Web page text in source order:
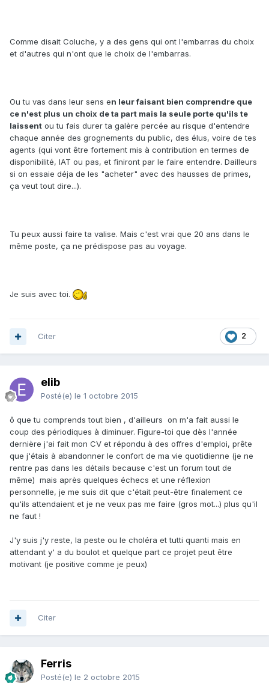
Comme disait Coluche, y a des gens qui ont l'embarras du choix
et d'autres qui n'ont que le choix de l'embarras.
Ou tu vas dans leur sens en leur faisant bien comprendre que
ce n'est plus un choix de ta part mais la seule porte qu'ils te
laissent ou tu fais durer ta galère percée au risque d'entendre
chaque année des grognements du public, des élus, voire de tes
agents (qui vont être fortement mis à contribution en termes de
disponibilité, IAT ou pas, et finiront par le faire entendre. Dailleurs
si on essaie déja de les "acheter" avec des hausses de primes,
ça veut tout dire...).
Tu peux aussi faire ta valise. Mais c'est vrai que 20 ans dans le
même poste, ça ne prédispose pas au voyage.
Je suis avec toi.
2
Citer
elib
Posté(e) le 1 octobre 2015
ô que tu comprends tout bien , d'ailleurs on m'a fait aussi le
coup des périodiques à diminuer. Figure-toi que dès l'année
dernière j'ai fait mon CV et répondu à des offres d'emploi, prête
que j'étais à abandonner le confort de ma vie quotidienne (je ne
rentre pas dans les détails because c'est un forum tout de
même) mais après quelques échecs et une réflexion
personnelle, je me suis dit que c'était peut-être finalement ce
qu'ils attendaient et je ne veux pas me faire (gros mot...) plus qu'il
ne faut !
J'y suis j'y reste, la peste ou le choléra et tutti quanti mais en
attendant y' a du boulot et quelque part ce projet peut être
motivant (je positive comme je peux)
Citer
Ferris
Posté(e) le 2 octobre 2015